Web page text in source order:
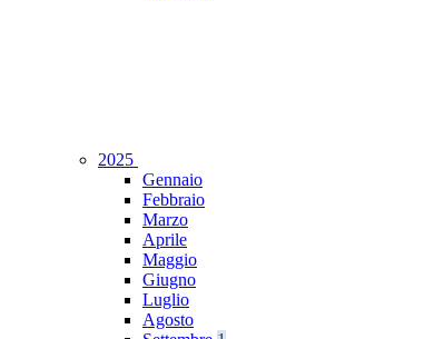
2025
Gennaio
Febbraio
Marzo
Aprile
Maggio
Giugno
Luglio
Agosto